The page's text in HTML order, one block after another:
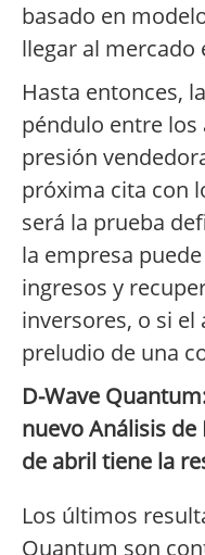
basado en
llegar al mercado
Hasta entonces,
péndulo entre los
presión
próxima cita con
será la prueba
la empresa
ingresos y
inversores, o si
preludio de una
D-Wave
nuevo Análisis
de abril tiene la
Los últimos
Quantum son